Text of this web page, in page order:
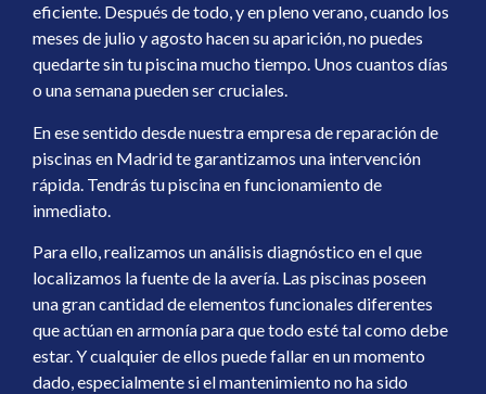
eficiente. Después de todo, y en pleno verano, cuando los
meses de julio y agosto hacen su aparición, no puedes
quedarte sin tu piscina mucho tiempo. Unos cuantos días
o una semana pueden ser cruciales.
En ese sentido desde nuestra empresa de reparación de
piscinas en Madrid te garantizamos una intervención
rápida. Tendrás tu piscina en funcionamiento de
inmediato.
Para ello, realizamos un análisis diagnóstico en el que
localizamos la fuente de la avería. Las piscinas poseen
una gran cantidad de elementos funcionales diferentes
que actúan en armonía para que todo esté tal como debe
estar. Y cualquier de ellos puede fallar en un momento
dado, especialmente si el mantenimiento no ha sido